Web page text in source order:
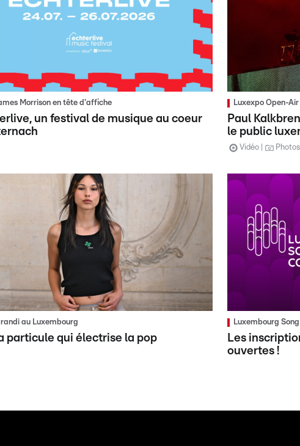
Morrison en tête d'affiche
un festival de musique au coeur
Luxexpo Open-Air
Paul
le public
Vidéo Photos
au Luxembourg
particule qui électrise la pop
Luxembourg
Les
ouvertes !